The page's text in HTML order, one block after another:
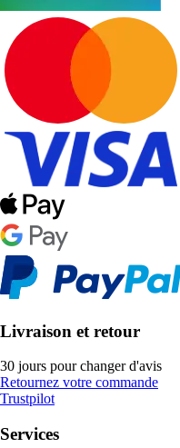
Livraison et retour
30 jours pour changer d'avis
Retournez votre commande
Trustpilot
Services